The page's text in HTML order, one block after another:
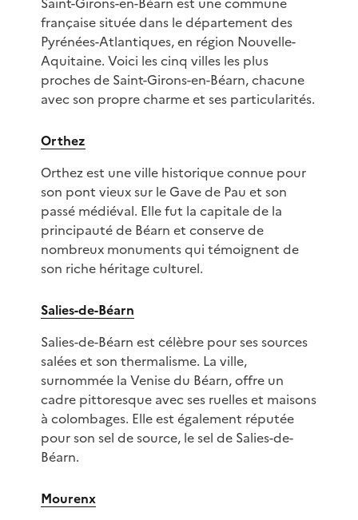
française située dans le département des
Pyrénées-Atlantiques, en région Nouvelle-
Aquitaine. Voici les cinq villes les plus
proches de Saint-Girons-en-Béarn, chacune
avec son propre charme et ses particularités.
Orthez
Orthez est une ville historique connue pour
son pont vieux sur le Gave de Pau et son
passé médiéval. Elle fut la capitale de la
principauté de Béarn et conserve de
nombreux monuments qui témoignent de
son riche héritage culturel.
Salies-de-Béarn
Salies-de-Béarn est célèbre pour ses sources
salées et son thermalisme. La ville,
surnommée la Venise du Béarn, offre un
cadre pittoresque avec ses ruelles et maisons
à colombages. Elle est également réputée
pour son sel de source, le sel de Salies-de-
Béarn.
Mourenx